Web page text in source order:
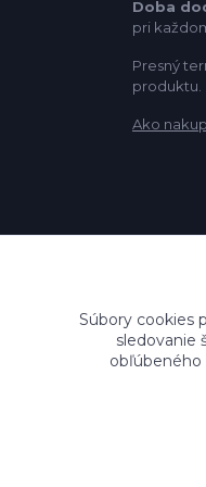
Doba
pri
Presný
produktu.
Ako
Súbory cookies
sledovanie
obľúbeného